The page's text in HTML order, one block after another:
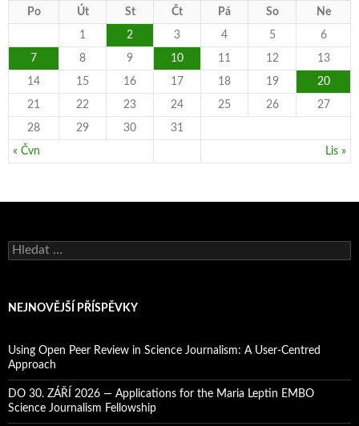
Po Út St Čt Pá So Ne
« Čvn Lis »
1 2 3 4 5 6
7 8 9 10 11 12 13
14 15 16 17 18 19 20
21 22 23 24 25 26 27
28 29 30 31
V
y
e
v
á
n
í
NEJNOVĚJŠÍ PŘÍSPĚVKY
Using Open Peer Review in Science Journalism: A User-Centred
Approach
DO 30. ZÁŘÍ 2026 — Applications for the Maria Leptin EMBO
Science Journalism Fellowship